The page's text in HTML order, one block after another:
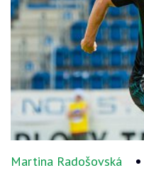
Martina Radošovská